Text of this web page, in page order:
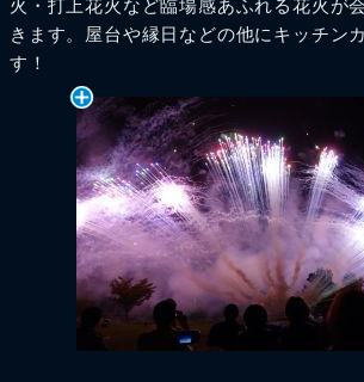
火・打上花火など臨場感あふれる花火が
きます。屋台や縁日などの他にキッチン
す！